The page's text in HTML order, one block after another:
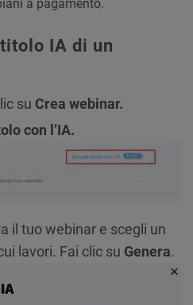
a pagamento.
IA di un
su Crea webinar.
con l’IA.
il tuo webinar e scegli un
lavori. Fai clic su Genera.